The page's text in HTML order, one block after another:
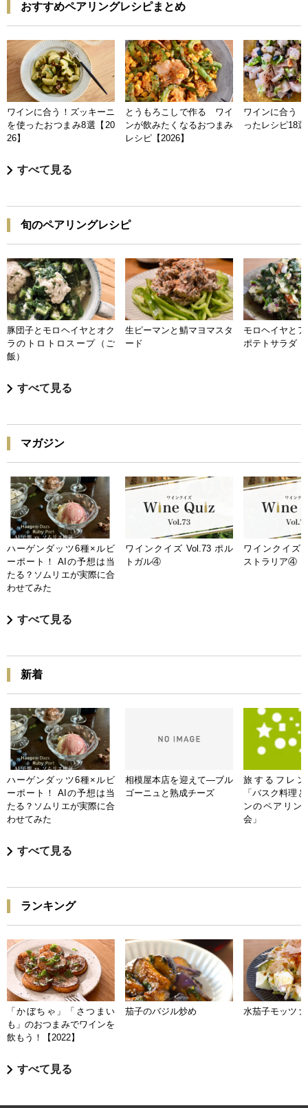
おすすめペアリングレシピまとめ
ワインに合う！ズッキーニ
を使ったおつまみ8選【20
26】
とうもろこしで作る ワイ
ンが飲みたくなるおつまみ
レシピ【2026】
ワインに合う
ったレシピ18
すべて見る
旬のペアリングレシピ
豚団子とモロヘイヤとオク
ラのトロトロスープ（ご
飯）
生ピーマンと鯖マヨマスタ
ード
モロヘイヤと
ポテトサラダ
すべて見る
マガジン
ハーゲンダッツ6種×ルビ
ーポート！ AIの予想は当
たる？ソムリエが実際に合
わせてみた
ワインクイズ Vol.73 ポル
トガル④
ワインクイズ
ストラリア④
すべて見る
新着
ハーゲンダッツ6種×ルビ
ーポート！ AIの予想は当
たる？ソムリエが実際に合
わせてみた
相模屋本店を迎えて―ブル
ゴーニュと熟成チーズ
旅するフレン
「バスク料理
ンのペアリン
会」
すべて見る
ランキング
「かぼちゃ」「さつまい
も」のおつまみでワインを
飲もう！【2022】
茄子のバジル炒め 水茄子モッツァ
すべて見る